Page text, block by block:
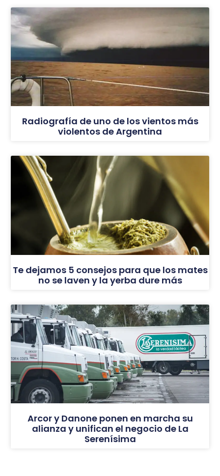
Radiografía de uno de los vientos más
violentos de Argentina
Te dejamos 5 consejos para que los mates
no se laven y la yerba dure más
Arcor y Danone ponen en marcha su
alianza y unifican el negocio de La
Serenísima